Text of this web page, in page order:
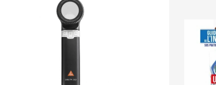
Buchet-Chastel